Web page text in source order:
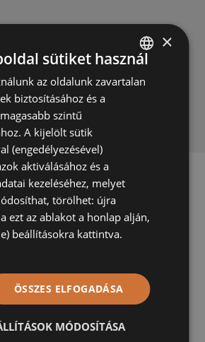
a gyári
alkalmas a faparketta?
elismert parkettagyártója.
Telefon: Mutasd
Email: Mutasd
HUNGARIAN
×
sütiket használ
az oldalunk zavartalan
biztosításához és a
szintű
A kijelölt sütik
(engedélyezésével)
aktiválásához és a
kezeléséhez, melyet
törölhet: újra
ezt az ablakot a honlap alján,
beállításokra kattintva.
ÖSSZES ELFOGADÁSA
MÓDOSÍTÁSA